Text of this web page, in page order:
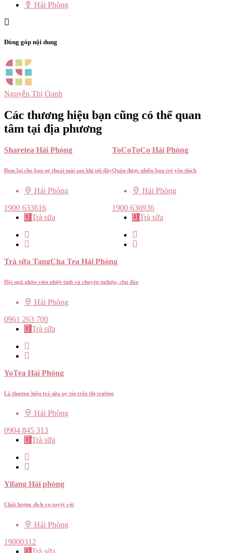
Hải Phòng
Đóng góp nội dung
Nguyễn Thị Oanh
Các thương hiệu bạn cũng có thể quan
tâm tại địa phương
Sharetea Hải Phòng
Đem lại cho bạn sự thoải mái sau khi tới đây
Hải Phòng
1900 633616
Trà sữa
ToCoToCo Hải Phòng
Quán được nhiều bạn trẻ yêu thích
Hải Phòng
1900 636936
Trà sữa
Trà sữa TangCha Tea Hải Phòng
Đội ngũ nhân viên nhiệt tình và chuyên nghiệp, chu đáo
Hải Phòng
0961 263 700
Trà sữa
YoTea Hải Phòng
Là thương hiệu trà sữa uy tín trên thị trường
Hải Phòng
0904 845 313
Trà sữa
Yifang Hải phòng
Chất lượng dịch vụ tuyệt vời
Hải Phòng
19000312